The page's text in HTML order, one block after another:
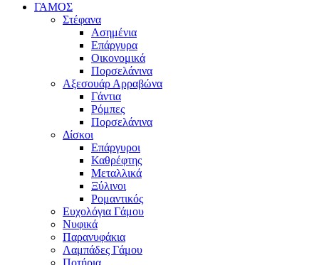
ΓΑΜΟΣ
Στέφανα
Ασημένια
Επάργυρα
Οικονομικά
Πορσελάνινα
Αξεσουάρ Αρραβώνα
Γάντια
Ρόμπες
Πορσελάνινα
Δίσκοι
Επάργυροι
Καθρέφτης
Μεταλλικά
Ξύλινοι
Ρομαντικός
Ευχολόγια Γάμου
Νυφικά
Παρανυφάκια
Λαμπάδες Γάμου